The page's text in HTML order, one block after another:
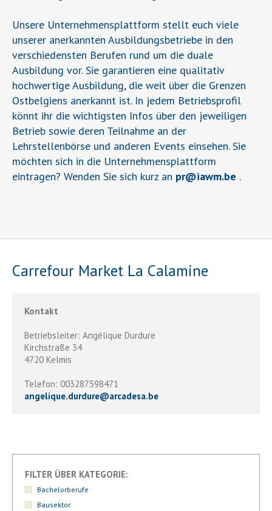
Unsere Unternehmensplattform stellt euch viele
unserer anerkannten Ausbildungsbetriebe in den
verschiedensten Berufen rund um die duale
Ausbildung vor. Sie garantieren eine qualitativ
hochwertige Ausbildung, die weit über die Grenzen
Ostbelgiens anerkannt ist. In jedem Betriebsprofil
könnt ihr die wichtigsten Infos über den jeweiligen
Betrieb sowie deren Teilnahme an der
Lehrstellenbörse und anderen Events einsehen. Sie
möchten sich in die Unternehmensplattform
eintragen? Wenden Sie sich kurz an pr@iawm.be .
Carrefour Market La Calamine
Kontakt
Betriebsleiter: Angélique Durdure
Kirchstraße 34
4720 Kelmis
Telefon: 003287598471
angelique.durdure@arcadesa.be
FILTER ÜBER KATEGORIE:
Bachelorberufe
Bausektor